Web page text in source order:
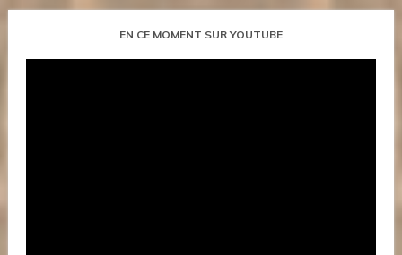
EN CE MOMENT SUR YOUTUBE